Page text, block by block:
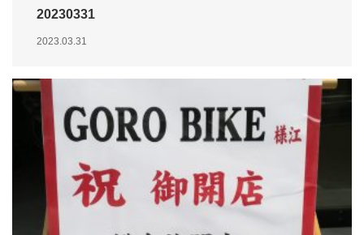
20230331
2023.03.31